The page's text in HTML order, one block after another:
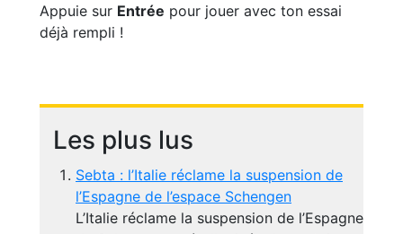
Appuie sur Entrée pour jouer avec ton essai
déjà rempli !
Les plus lus
Sebta : l’Italie réclame la suspension de
l’Espagne de l’espace Schengen
L’Italie réclame la suspension de l’Espagne